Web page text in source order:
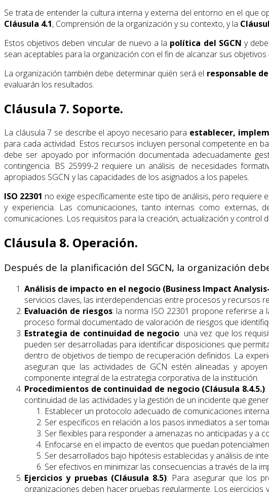
Se trata de entender la cultura interna y externa del entorno en el que
Cláusula 4.1, Comprensión de la organización y su contexto, y la
Estos objetivos deben vincular de nuevo a la política del SGCN y
sean aceptables para la organización con el fin de alcanzar sus
La organización también debe determinar quién será el responsable
evaluarán los resultados.
Cláusula 7. Soporte.
La cláusula 7 se describe el apoyo necesario para establecer,
para cada actividad. Estos recursos incluyen personal competente en
debe ser apoyado por información documentada adecuadamente
contingencia. BS 25999-2 requiere un análisis de necesidades
apropiados SGCN y las capacidades de los asignados a los papeles.
ISO 22301 no exige específicamente este tipo de análisis, pero
y experiencia. Las comunicaciones, tanto internas como
comunicaciones. Los requisitos para la creación, actualización y control
Cláusula 8. Operación.
Después de la planificación del SGCN, la organización
Análisis de impacto en el negocio (Business Impact
servicios claves, las interdependencias entre procesos y recursos
Evaluación de riesgos: la norma ISO 22301 propone referirse a
proceso formal documentado de valoración de riesgos que
Estrategia de continuidad de negocio: una vez que los
pueden ser desarrolladas para identificar disposiciones que
dentro de objetivos de tiempo de recuperación definidos. La
aseguran que las actividades de GCN estén alineadas y
componente integral de la estrategia corporativa de la institución.
Procedimientos de continuidad de negocio (Cláusula 8.4.5.)
continuidad de las actividades y la gestión de un incidente que
Establecer un protocolo adecuado de comunicaciones
Ser específicos en relación a los pasos inmediatos a ser
Ser flexibles para responder a amenazas no anticipadas y a
Enfocarse en el impacto de eventos que puedan
Ser desarrollados bajo hipótesis establecidas y análisis de
Ser efectivos en minimizar las consecuencias a través de la
Ejercicios y pruebas (Cláusula 8.5): Para asegurar que los
organizaciones deben hacer pruebas regularmente. Los